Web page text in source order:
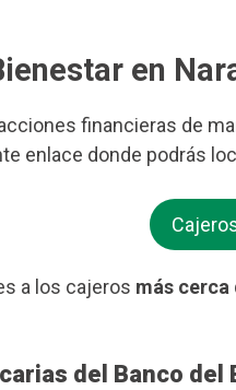
en
financieras de
enlace donde podrás
a los cajeros más cerca
del Banco del